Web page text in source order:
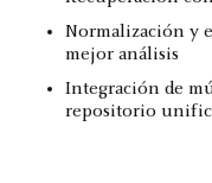
Normalización y
mejor análisis
Integración de
repositorio